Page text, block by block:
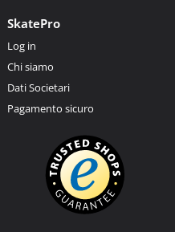
SkatePro
Log in
Chi siamo
Dati Societari
Pagamento sicuro